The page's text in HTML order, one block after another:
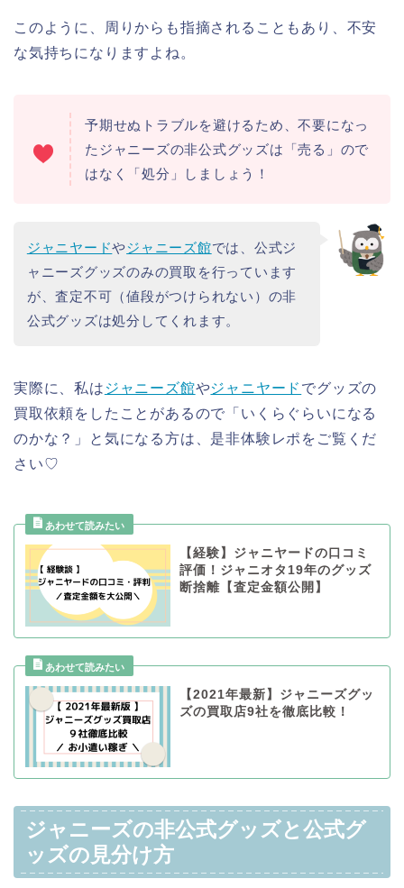
このように、周りからも指摘されることもあり、不安
な気持ちになりますよね。
予期せぬトラブルを避けるため、不要になっ
たジャニーズの非公式グッズは「売る」ので
はなく「処分」しましょう！
ジャニヤードやジャニーズ館では、公式ジ
ャニーズグッズのみの買取を行っています
が、査定不可（値段がつけられない）の非
公式グッズは処分してくれます。
実際に、私は ジャニーズ館やジャニヤード でグッズの
買取依頼をしたことがあるので「いくらぐらいになる
のかな？」と気になる方は、是非体験レポをご覧くだ
さい♡
【経験】ジャニヤードの口コミ
評価！ジャニオタ19年のグッズ
断捨離【査定金額公開】
【2021年最新】ジャニーズグッ
ズの買取店9社を徹底比較！
ジャニーズの非公式グッズと公式グ
ッズの見分け方